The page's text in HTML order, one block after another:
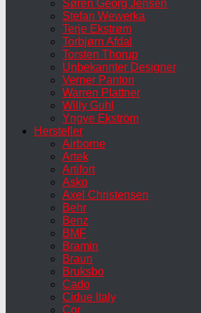
Søren Georg Jensen
Stefan Wewerka
Terje Ekstrøm
Torbjørn Afdal
Torsten Thorup
Unbekannter Designer
Verner Panton
Warren Plattner
Willy Guhl
Yngve Ekström
Hersteller
Airborne
Artek
Artifort
Asko
Axel Christensen
Behr
Benz
BMF
Bramin
Braun
Bruksbo
Cado
Cidue Italy
Cor